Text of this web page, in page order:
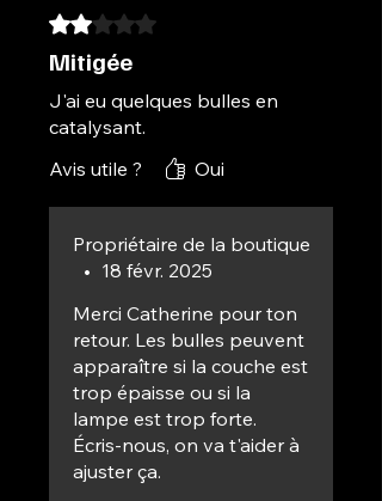
Noté 2 sur 5.
Mitigée
J'ai eu quelques bulles en
catalysant.
Avis utile ?
Oui
Propriétaire de la boutique
• 18 févr. 2025
Merci Catherine pour ton
retour. Les bulles peuvent
apparaître si la couche est
trop épaisse ou si la
lampe est trop forte.
Écris-nous, on va t'aider à
ajuster ça.